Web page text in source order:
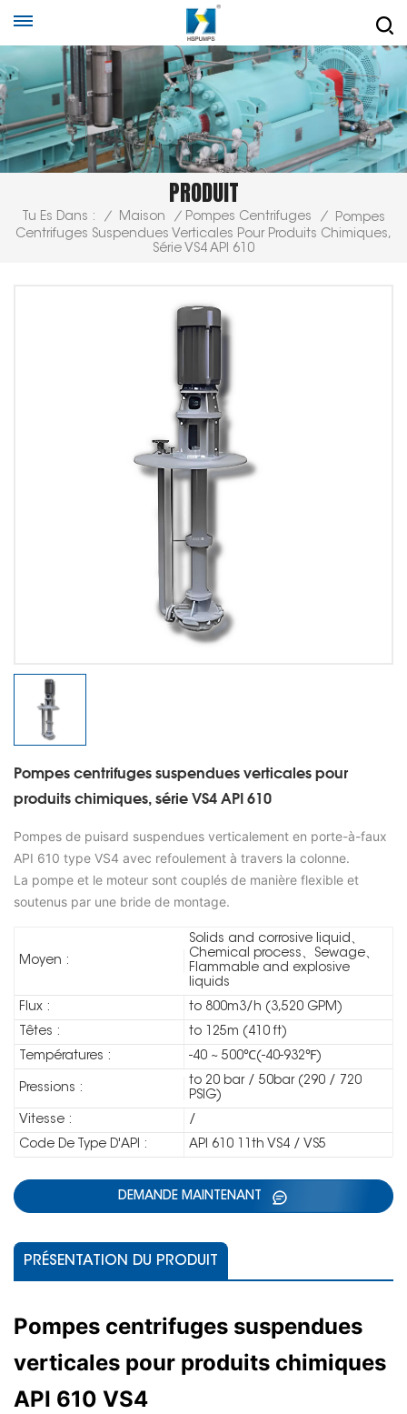
PRODUIT
Tu Es Dans : / Maison / Pompes Centrifuges /
Pompes
Centrifuges Suspendues Verticales Pour Produits Chimiques,
Série VS4 API 610
Pompes centrifuges suspendues verticales pour
produits chimiques, série VS4 API 610
Pompes de puisard suspendues verticalement en porte-à-faux
API 610 type VS4 avec refoulement à travers la colonne.
La pompe et le moteur sont couplés de manière flexible et
soutenus par une bride de montage.
Moyen :
Solids and corrosive liquid、
Chemical process、Sewage、
Flammable and explosive
liquids
Flux :
to 800m3/h (3,520 GPM)
Têtes :
to 125m (410 ft)
Températures :
-40 ~ 500℃(-40-932℉)
Pressions :
to 20 bar / 50bar (290 / 720
PSIG)
Vitesse :
/
Code De Type D'API :
API 610 11th VS4 / VS5
DEMANDE MAINTENANT
PRÉSENTATION DU PRODUIT
Pompes centrifuges suspendues
verticales pour produits chimiques
API 610 VS4